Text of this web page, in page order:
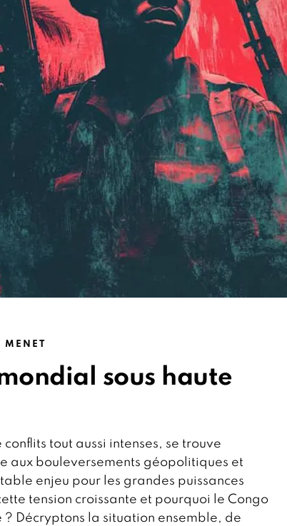
MENET
sous haute
tout aussi intenses, se trouve
aux bouleversements géopolitiques et
enjeu pour les grandes puissances
tension croissante et pourquoi le Congo
Décryptons la situation ensemble, de